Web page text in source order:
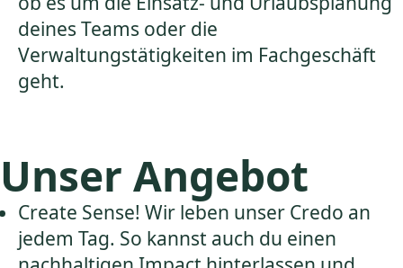
deines Teams oder die
Verwaltungstätigkeiten im Fachgeschäft
geht.
Unser Angebot
Create Sense! Wir leben unser Credo an
jedem Tag. So kannst auch du einen